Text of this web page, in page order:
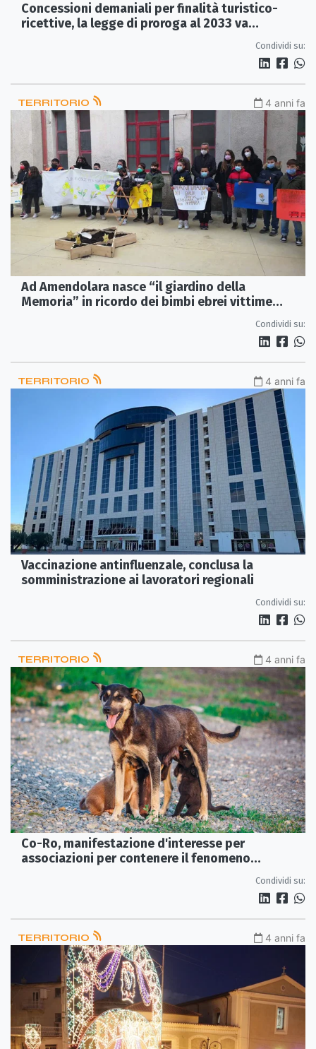
Concessioni demaniali per finalità turistico-
ricettive, la legge di proroga al 2033 va
Condividi su:
TERRITORIO 4 anni fa
Ad Amendolara nasce “il giardino della
Memoria” in ricordo dei bimbi ebrei vittime
Condividi su:
TERRITORIO 4 anni fa
Vaccinazione antinfluenzale, conclusa la
somministrazione ai lavoratori regionali
Condividi su:
TERRITORIO 4 anni fa
Co-Ro, manifestazione d'interesse per
associazioni per contenere il fenomeno
Condividi su:
TERRITORIO 4 anni fa